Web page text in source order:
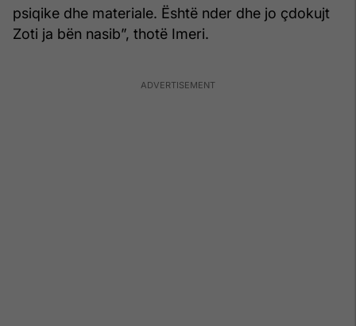
psiqike dhe materiale. Është nder dhe jo çdokujt
Zoti ja bën nasib”, thotë Imeri.